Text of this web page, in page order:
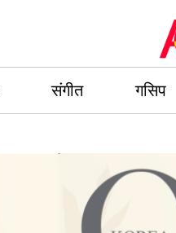
संगीत गसिप